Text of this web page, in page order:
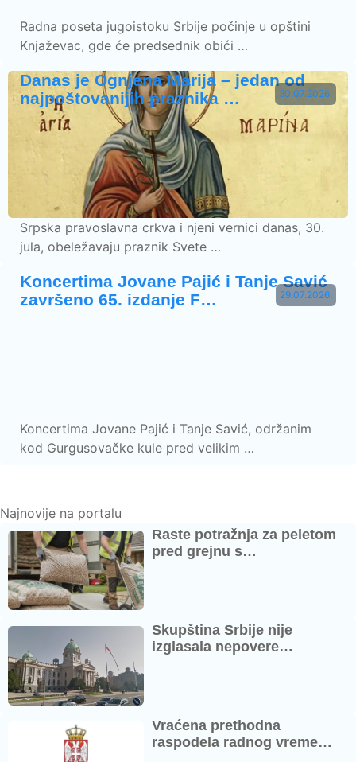
Radna poseta jugoistoku Srbije počinje u opštini
Knjaževac, gde će predsednik obići …
30.07.2026.
Danas je Ognjena Marija – jedan od
najpoštovanijih praznika …
Srpska pravoslavna crkva i njeni vernici danas, 30.
jula, obeležavaju praznik Svete …
29.07.2026.
Koncertima Jovane Pajić i Tanje Savić
završeno 65. izdanje F…
Koncertima Jovane Pajić i Tanje Savić, održanim
kod Gurgusovačke kule pred velikim …
Najnovije na portalu
Raste potražnja za peletom
pred grejnu s…
Skupština Srbije nije
izglasala nepovere…
Vraćena prethodna
raspodela radnog vreme…